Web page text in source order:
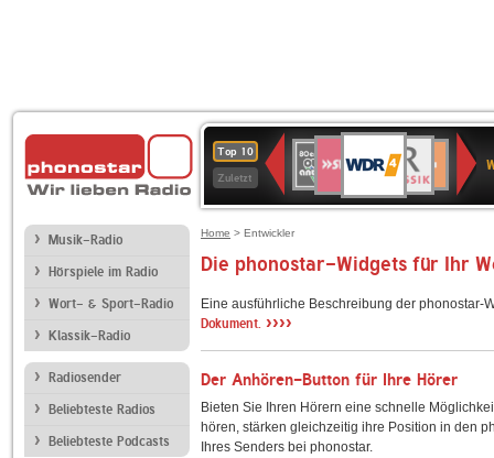
Top 10
Zuletzt
Deutschlandfunk
80er
90er
OLDIE
ANTENNE
4
KLASSIK
Kultur
Kultur
2
Musik-Radio
Hörspiele im Radio
Wort- & Sport-Radio
Klassik-Radio
Radiosender
Beliebteste Radios
Beliebteste Podcasts
Home > Entwickler
Die phonostar-Widgets für Ihr
Eine ausführliche Beschreibung der
Dokument. ››››
Der Anhören-Button für Ihre Hörer
Bieten Sie Ihren Hörern eine schnelle
hören, stärken gleichzeitig ihre Position in den
Ihres Senders bei phonostar.